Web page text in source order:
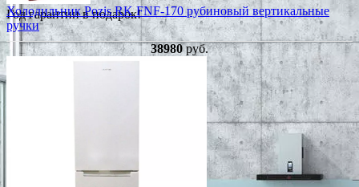
Год гарантии в подарок!
Холодильник Pozis RK FNF-170 рубиновый вертикальные
ручки
38980руб.